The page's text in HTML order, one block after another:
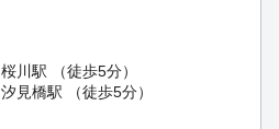
桜川駅 （徒歩5分）
汐見橋駅 （徒歩5分）